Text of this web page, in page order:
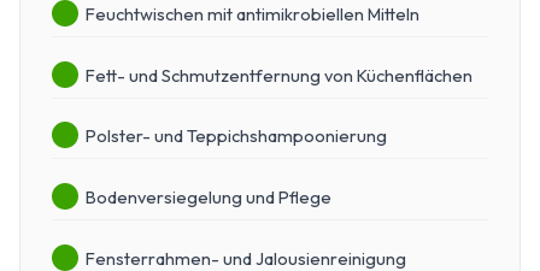
Feuchtwischen mit antimikrobiellen Mitteln
Fett- und Schmutzentfernung von Küchenflächen
Polster- und Teppichshampoonierung
Bodenversiegelung und Pflege
Fensterrahmen- und Jalousienreinigung